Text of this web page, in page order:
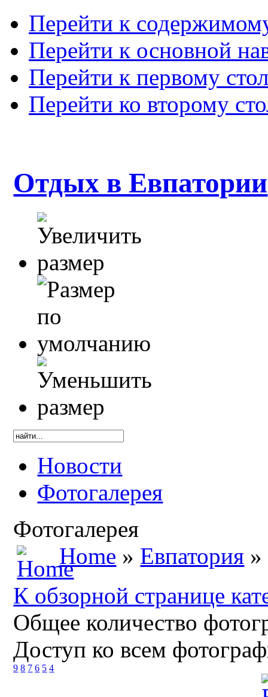
Перейти к
Перейти к основной
Перейти к первому
Перейти ко второму
Отдых в Евпатории
Новости
Фотогалерея
Фотогалерея
Home » Евпатория »
К обзорной странице
Общее количество
Доступ ко всем
9 8 7 6 5 4